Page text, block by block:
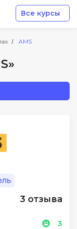
Все курсы
AMS
3 отзыва
3